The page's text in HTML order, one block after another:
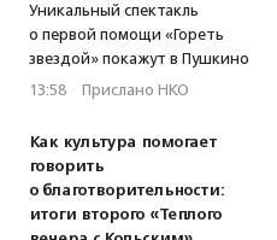
Уникальный спектакль
о первой помощи «Гореть
звездой» покажут в Пушкино
13:58 · Прислано НКО
Как культура помогает
говорить
о благотворительности:
итоги второго «Теплого